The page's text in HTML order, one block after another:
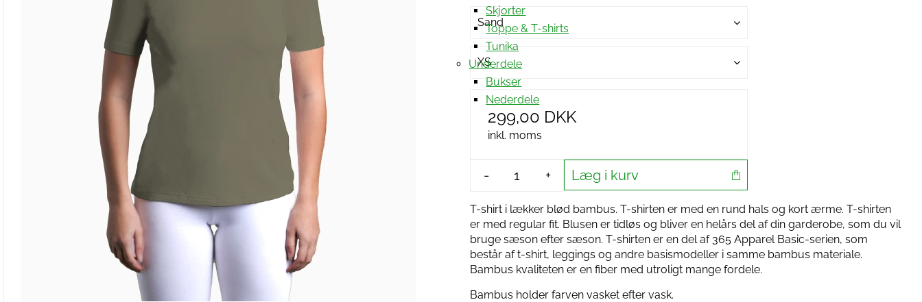
Skjorter
Toppe & T-shirts
Tunika
Underdele
Bukser
Nederdele
Sand
XS
299,00 DKK
inkl. moms
- + Læg i kurv
T-shirt i lækker blød bambus. T-shirten er med en rund hals og kort ærme. T-shirten
er med regular fit. Blusen er tidløs og bliver en helårs del af din garderobe, som du vil
bruge sæson efter sæson. T-shirten er en del af 365 Apparel Basic-serien, som
består af t-shirt, leggings og andre basismodeller i samme bambus materiale.
Bambus kvaliteten er en fiber med utroligt mange fordele.
Bambus holder farven vasket efter vask.